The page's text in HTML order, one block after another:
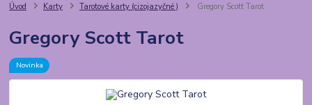
Úvod Karty Tarotové karty (cizojazyčné ) Gregory Scott Tarot
Gregory Scott Tarot
Novinka